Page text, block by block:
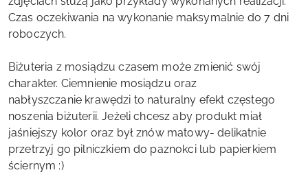
Czas oczekiwania na wykonanie maksymalnie do 7 dni
roboczych.
Biżuteria z mosiądzu czasem może zmienić swój
charakter. Ciemnienie mosiądzu oraz
nabłyszczanie krawędzi to naturalny efekt częstego
noszenia biżuterii. Jeżeli chcesz aby produkt miał
jaśniejszy kolor oraz był znów matowy- delikatnie
przetrzyj go pilniczkiem do paznokci lub papierkiem
ściernym :)